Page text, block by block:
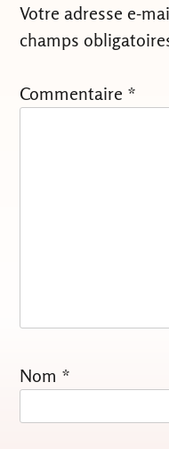
Votre adresse e-
champs
Commentaire *
Nom *